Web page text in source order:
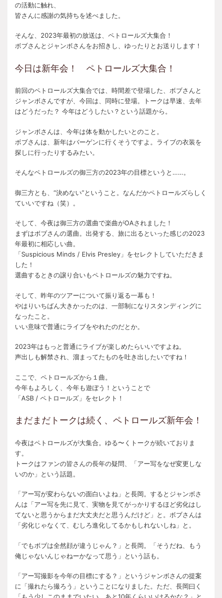
の活動に触れ、
皆さんに感謝の気持ちを述べました。
そんな、2023年最初の放送は、ペトロールズ大集合！
ボブさんとジャンボさんをお招きし、ゆったりとお送りします！
今日は新年会！ ペトロールズ大集合！
前回のペトロールズ大集合では、時間差で登場した、ボブさんと
ジャンボさんですが、今回は、同時に登場。トークは早速、去年
はどうだった？ 今年はどうしたい？という話題から。
ジャンボさんは、今年は体を動かしたいとのこと。
ボブさんは、新年はバーゲンに行くそうですよ。ライブの衣装を
探しに行ったりするみたい。
そんなペトロールズの御三方の2023年の目標というと……。
御三方とも、“決めない”ということ。なんだかペトロールズらしく
ていいですね（笑）。
そして、今夜は御三方の選曲で楽曲がOAされました！
まずはボブさんの選曲。出発する、旅に出るといった感じの2023
年最初に相応しい曲。
「Suspicious Minds / Elvis Presley」をセレクトしていただきま
した！
選曲するときの譲り合いもペトロールズの魅力ですね。
そして、昨年のツアーについて振り返る一幕も！
やはりいちばん大きかったのは、一部制になりスタンディングに
なったこと。
いい意味で普通にライブをやれたのだとか。
2023年はもっと普通にライブが楽しめたらいいですよね。
声出しも解禁され、溜まってたものを吐き出したいですね！
ここで、ペトロールズから１曲。
今年もよろしく、今年も遊ぼう！ということで
「ASB / ペトロールズ」をセレクト！
まだまだトークは続く、ペトロールズ新年会！
今夜はペトロールズが大集合。ゆる〜くトークが続いておりま
す。
トークはファンの皆さんの長年の疑問、「アー写をなぜ変更しな
いのか」という話題。
「アー写が変わらないの面白いよね」と長岡。するとジャンボさ
んは「アー写を先に見て、実物を見てがっかりするほど劣化はし
てないと思うからまだ大丈夫だと思うんだけど」と。ボブさんは
「劣化じゃなくて、むしろ進化してるかもしれないしね」と。
「でもボブは全然顔が違うじゃん？」と長岡。「そうだね、もう
俺じゃないんじゃねーかなって思う」という話も。
「アー写撮影を今年の目標にする？」というジャンボさんの提案
に「撮れたら撮ろう」ということになりました。ただ、長岡曰く